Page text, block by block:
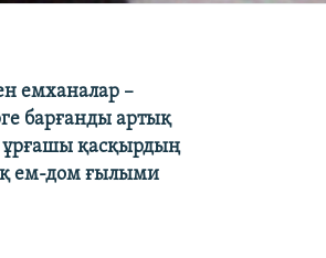
емханалар –
барғанды артық
ұрғашы қасқырдың
ем-дом ғылыми